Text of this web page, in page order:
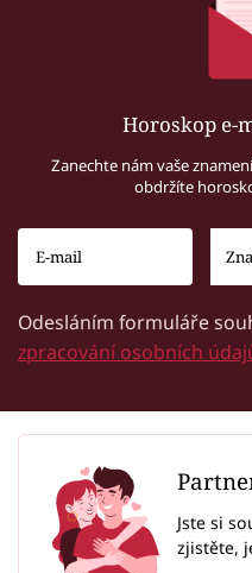
Horoskop e-
Zanechte nám vaše
obdržíte
Odesláním formuláře
zpracování osobních
Jste si
zjistěte,